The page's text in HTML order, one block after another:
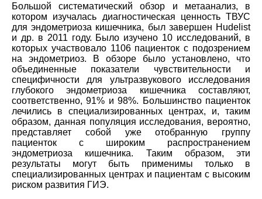
Большой систематический обзор и метаанализ, в
котором изучалась диагностическая ценность ТВУС
для эндометриоза кишечника, был завершен Hudelist
и др. в 2011 году. Было изучено 10 исследований, в
которых участвовало 1106 пациенток с подозрением
на эндометриоз. В обзоре было установлено, что
объединенные показатели чувствительности и
специфичности для ультразвукового исследования
глубокого эндометриоза кишечника составляют,
соответственно, 91% и 98%. Большинство пациенток
лечились в специализированных центрах, и, таким
образом, данная популяция исследования, вероятно,
представляет собой уже отобранную группу
пациенток с широким распространением
эндометриоза кишечника. Таким образом, эти
результаты могут быть применимы только в
специализированных центрах и пациентам с высоким
риском развития ГИЭ.